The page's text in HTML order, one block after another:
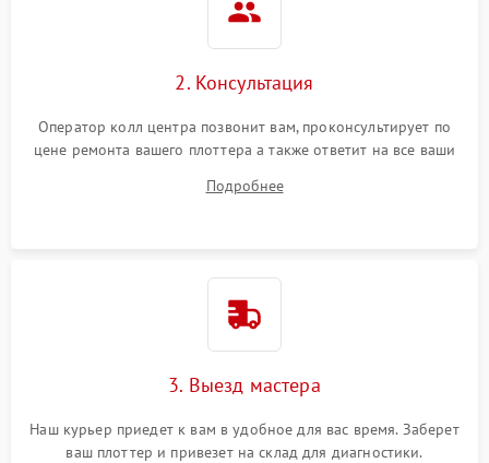
2. Консультация
Оператор колл центра позвонит вам, проконсультирует по
цене ремонта вашего плоттера а также ответит на все ваши
Подробнее
3. Выезд мастера
Наш курьер приедет к вам в удобное для вас время. Заберет
ваш плоттер и привезет на склад для диагностики.